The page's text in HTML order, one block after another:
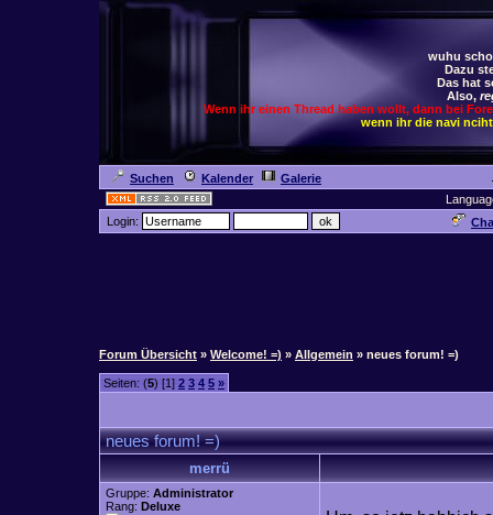
wuhu
Dazu
Das hat
Also,
Wenn ihr einen Thread haben wollt, dann bei
wenn ihr die navi
Suchen Kalender
Galerie
Login:
Forum Übersicht » Welcome! =) » Allgemein » neues forum! =)
Seiten: (5) [1] 2 3 4 5 »
neues forum! =)
merrü
Gruppe: Administrator
Rang: Deluxe